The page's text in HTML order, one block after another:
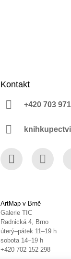
Kontakt
+420 703
ArtMap v Brně
Galerie TIC
Radnická 4, Brno
úterý–pátek 11–19 h
sobota 14–19 h
+420 702 152 298